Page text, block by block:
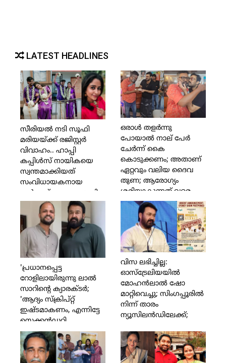
LATEST HEADLINES
സീരിയല്‍ നടി സൂഫി
മരിയയ്ക്ക് രജിസ്റ്റര്‍
വിവാഹം.. ഹാപ്പി
കപ്പിള്‍സ് നായികയെ
സ്വന്തമാക്കിയത്
സംവിധായകനായ
ഹര്‍ഷാദ് ചെമ്പകശ്ശേരി
ഒരാള്‍ തളര്‍ന്നു
പോയാല്‍ നാല് പേര്‍
ചേര്‍ന്ന് കൈ
കൊടുക്കണം; അതാണ്
ഏറ്റവും വലിയ ദൈവ
തുണ; ആരോഗ്യം
ശരിയാകുന്നത് വരെ
ഞാന്‍ നോക്കിക്കോളാം;
മികച്ച കലാകാരനെ
മലയാളത്തിന് തിരിച്ചു
വേണം; ഉല്ലാസ്
പന്തളത്തിനും
കുടുംബത്തിനും
ധനസഹായവുമായി
നടന്‍ ബാല
'പ്രധാനപ്പെട്ട
റോളിലായിരുന്നു ലാല്‍
സാറിന്റെ ക്യാരക്ടര്‍;
'ആദ്യം സ്‌ക്രിപ്റ്റ്
ഇഷ്ടമാകണം, എന്നിട്ടേ
സെക്കന്‍ഡറി
ആര്‍ട്ടിസ്റ്റുകളെക്കുറിച്ച്
ചിന്തിക്കുള്ളൂ' എന്ന്
അവര്‍ മറുപടി നല്‍കി;
വിസ ലഭിച്ചില്ല:
ഓസ്‌ട്രേലിയയില്‍
മോഹന്‍ലാല്‍ ഷോ
മാറ്റിവെച്ചു; സിംഗപ്പൂരില്‍
നിന്ന് താരം
ന്യൂസിലന്‍ഡിലേക്ക്;
പ്രകടിപ്പിച്ച്
മോഹന്‍ലാല്‍;
ചിത്രയ്ക്കും മനോജ് കെ